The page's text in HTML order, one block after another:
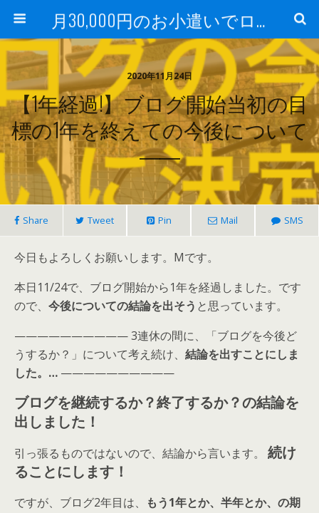
月30,000円のお小遣いでロードバイク
2020年11月24日
【1年経過!】ブログ開始当初の目
標の1年を終えての今後について
――
Share Tweet Pin Mail SMS
今日もよろしくお願いします。Mです。
本日11/24で、ブログ開始から1年を経過しました。です
ので、 今後についての結論を出そう と思っています。
—————————— 3連休の間に、「ブログを今後ど
うするか？」について考え続け、 結論を出すことにしま
した。… ——————————
ブログを継続するか？終了するか？の結論を
出しました！
引っ張るものではないので、結論から言います。 続け
ることにします！
ですが、ブログ2年目は、
もう1年とか、半年とか、の期